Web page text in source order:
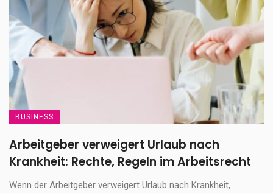
BUSINESS
Arbeitgeber verweigert Urlaub nach
Krankheit: Rechte, Regeln im Arbeitsrecht
Wenn der Arbeitgeber verweigert Urlaub nach Krankheit,